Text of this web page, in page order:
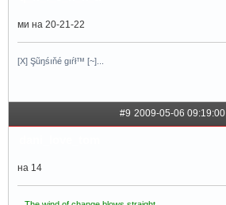
ми на 20-21-22
[X] Şũŋśıňé gıŕł™ [~]...
#9 2009-05-06 09:19:00
на 14